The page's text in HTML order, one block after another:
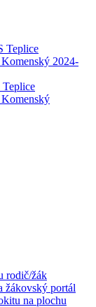
Teplice
2024-
Komenský
rodič/žák
žákovský portál
na plochu